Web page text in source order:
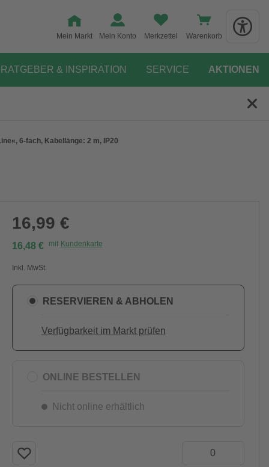
Mein Markt Mein Konto Merkzettel Warenkorb
RATGEBER & INSPIRATION SERVICE AKTIONEN
6-fach, Kabellänge: 2 m, IP20
16,99 €
16,48 € mit Kundenkarte
Inkl. MwSt.
RESERVIEREN & ABHOLEN
Verfügbarkeit im Markt prüfen
ONLINE BESTELLEN
Nicht online erhältlich